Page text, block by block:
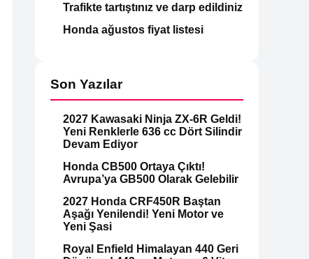
Trafikte tartıştınız ve darp edildiniz
Honda ağustos fiyat listesi
Son Yazılar
2027 Kawasaki Ninja ZX-6R Geldi!
Yeni Renklerle 636 cc Dört Silindir
Devam Ediyor
Honda CB500 Ortaya Çıktı!
Avrupa’ya GB500 Olarak Gelebilir
2027 Honda CRF450R Baştan
Aşağı Yenilendi! Yeni Motor ve
Yeni Şasi
Royal Enfield Himalayan 440 Geri